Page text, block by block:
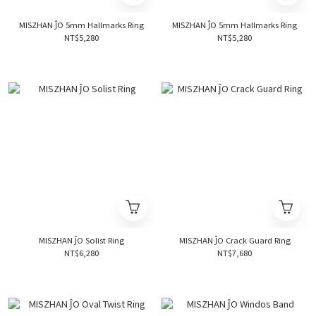
MISZHAN ĴO 5mm Hallmarks Ring
NT$5,280
MISZHAN ĴO 5mm Hallmarks Ring
NT$5,280
MISZHAN ĴO Solist Ring
NT$6,280
MISZHAN ĴO Crack Guard Ring
NT$7,680